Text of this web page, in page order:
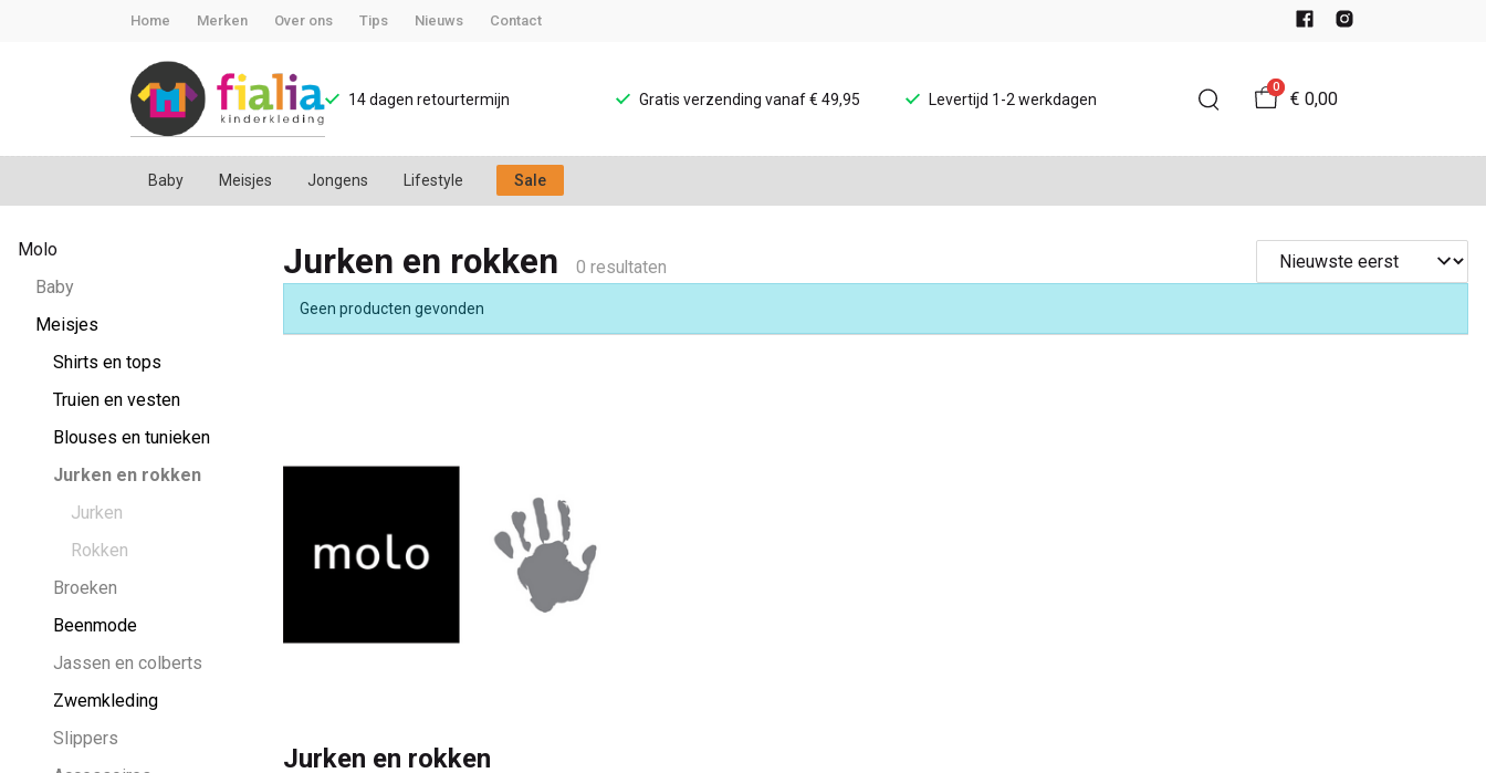
Home Merken Over ons Tips Nieuws Contact
14 dagen retourtermijn Gratis verzending vanaf € 49,95 Levertijd 1-2 werkdagen
0
€ 0,00
Baby Meisjes Jongens Lifestyle Sale
Jurken
en
rokken
FiaLia
Kinderkleding
Molo
Baby
Meisjes
Shirts en tops
Truien en vesten
Blouses en tunieken
Jurken en rokken
Jurken
Rokken
Broeken
Beenmode
Jassen en colberts
Zwemkleding
Slippers
Jurken en rokken 0 resultaten
Geen producten gevonden
Jurken en rokken